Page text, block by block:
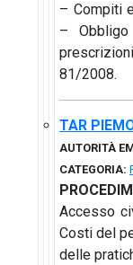
– Compiti
–
81/2008.
TAR
AUTORITÀ
CATEGORIA:
Accesso
Costi del
delle